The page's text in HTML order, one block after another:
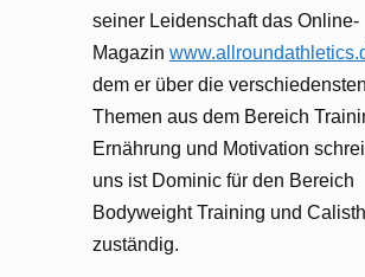
seiner Leidenschaft das Online-
Magazin
dem er über die verschiedensten
Themen aus dem Bereich
Ernährung und Motivation
uns ist Dominic für den Bereich
Bodyweight Training und
zuständig.